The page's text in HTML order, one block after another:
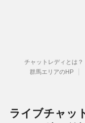
チャットレディとは？
群馬エリアのHP
ライブチャッ